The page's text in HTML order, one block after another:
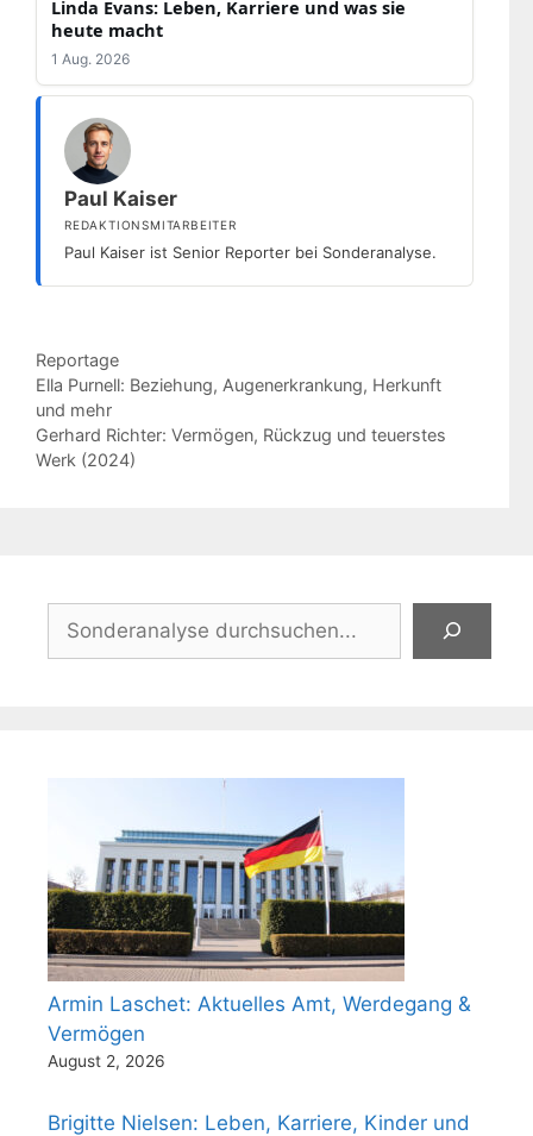
Linda Evans: Leben, Karriere und was sie
heute macht
1 Aug. 2026
Paul Kaiser
REDAKTIONSMITARBEITER
Paul Kaiser ist Senior Reporter bei Sonderanalyse.
Kategorien
Reportage
Ella Purnell: Beziehung, Augenerkrankung, Herkunft
und mehr
Gerhard Richter: Vermögen, Rückzug und teuerstes
Werk (2024)
Armin Laschet: Aktuelles Amt, Werdegang &
Vermögen
August 2, 2026
Brigitte Nielsen: Leben, Karriere, Kinder und